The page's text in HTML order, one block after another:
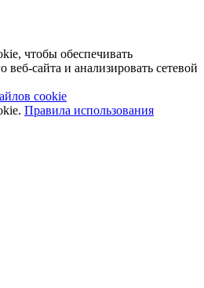
чтобы обеспечивать
сайта и анализировать сетевой
cookie
Правила использования